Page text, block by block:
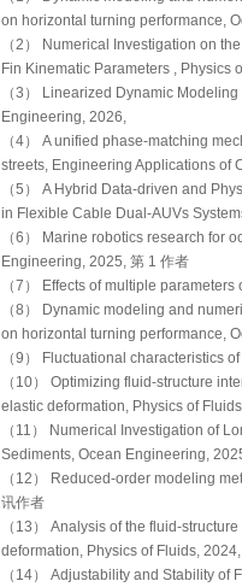
on horizontal turning performance,
（2） Numerical Investigation on
Fin Kinematic Parameters , Physics
（3） Linearized Dynamic
Engineering, 2026,
（4） A unified phase-matching
streets, Engineering Applications of
（5） A Hybrid Data-driven and
in Flexible Cable Dual-AUVs
（6） Marine robotics research for
Engineering, 2025, 第 1 作者
（7） Effects of multiple
（8） Dynamic modeling and
on horizontal turning performance,
（9） Fluctuational characteristics
（10） Optimizing fluid-structure
elastic deformation, Physics of
（11） Numerical Investigation of
Sediments, Ocean Engineering,
（12） Reduced-order modeling
讯作者
（13） Analysis of the fluid-
deformation, Physics of Fluids,
（14） Adjustability and Stability